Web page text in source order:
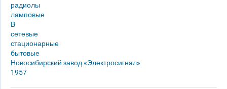
радиолы
ламповые
В
сетевые
стационарные
бытовые
Новосибирский завод «Электросигнал»
1957